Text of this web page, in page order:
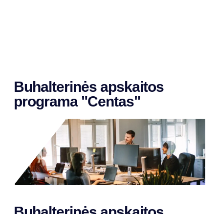
Buhalterinės apskaitos
programa "Centas"